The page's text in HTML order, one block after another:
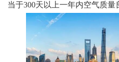
当于300天以上一年内空气质量